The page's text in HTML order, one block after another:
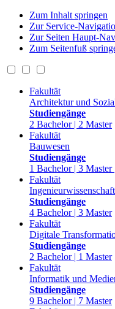
Zum Inhalt springen
Zur Service-
Zur Seiten Haupt-
Zum Seitenfuß
Fakultät
Architektur und
Studiengänge
2 Bachelor | 2 Master
Fakultät
Bauwesen
Studiengänge
1 Bachelor | 3
Fakultät
Studiengänge
4 Bachelor | 3 Master
Fakultät
Digitale
Studiengänge
2 Bachelor | 1 Master
Fakultät
Informatik und
Studiengänge
9 Bachelor | 7 Master